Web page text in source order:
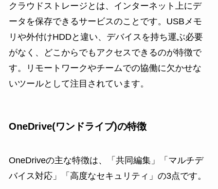
クラウドストレージとは、インターネット上にデ
ータを保存できるサービスのことです。USBメモ
リや外付けHDDと違い、デバイスを持ち運ぶ必要
がなく、どこからでもアクセスできるのが特徴で
す。リモートワークやチームでの協働に欠かせな
いツールとして注目されています。
OneDrive(ワンドライブ)の特徴
OneDriveの主な特徴は、「共同編集」「マルチデ
バイス対応」「高度なセキュリティ」の3点です。